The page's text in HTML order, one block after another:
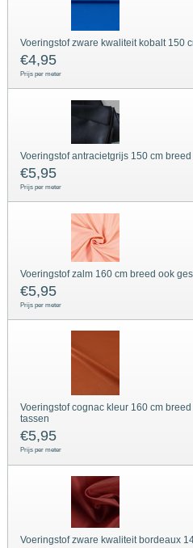
Voeringstof zware kwaliteit kobalt 150
€4,95
Prijs per meter
Voeringstof antracietgrijs 150 cm
€5,95
Prijs per meter
Voeringstof zalm 160 cm breed ook
€5,95
Prijs per meter
Voeringstof cognac kleur 160 cm
tassen
€5,95
Prijs per meter
Voeringstof zware kwaliteit bordeaux